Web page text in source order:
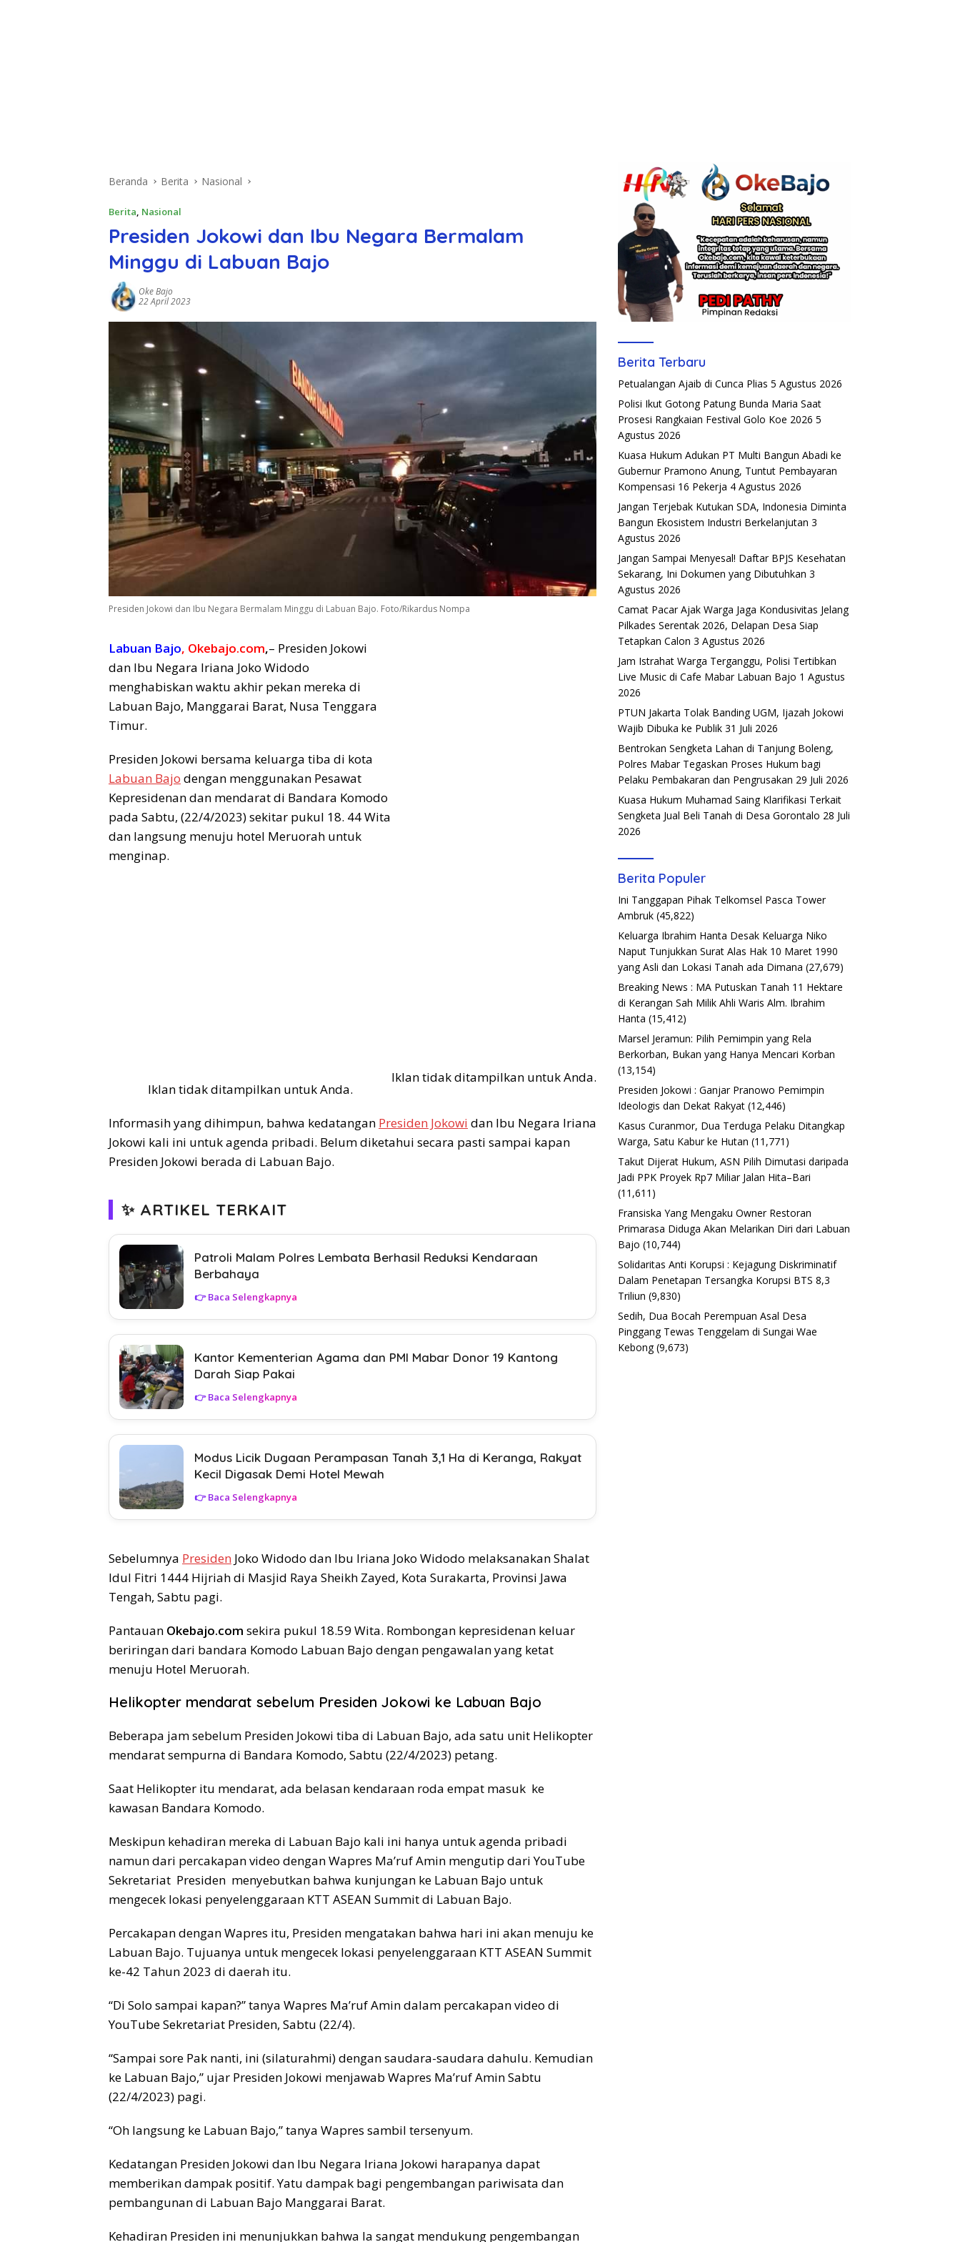
Beranda Berita Nasional
Berita, Nasional
Presiden Jokowi dan Ibu Negara Bermalam
Minggu di Labuan Bajo
Oke Bajo
22 April 2023
Presiden Jokowi dan Ibu Negara Bermalam Minggu di Labuan Bajo. Foto/Rikardus Nompa
Iklan tidak ditampilkan untuk Anda.
Labuan Bajo, Okebajo.com,– Presiden Jokowi
dan Ibu Negara Iriana Joko Widodo
menghabiskan waktu akhir pekan mereka di
Labuan Bajo, Manggarai Barat, Nusa Tenggara
Timur.
Presiden Jokowi bersama keluarga tiba di kota
Labuan Bajo dengan menggunakan Pesawat
Kepresidenan dan mendarat di Bandara Komodo
pada Sabtu, (22/4/2023) sekitar pukul 18. 44 Wita
dan langsung menuju hotel Meruorah untuk
menginap.
Iklan tidak ditampilkan untuk Anda.
Informasih yang dihimpun, bahwa kedatangan Presiden Jokowi dan Ibu Negara Iriana
Jokowi kali ini untuk agenda pribadi. Belum diketahui secara pasti sampai kapan
Presiden Jokowi berada di Labuan Bajo.
✨ ARTIKEL TERKAIT
Patroli Malam Polres Lembata Berhasil Reduksi Kendaraan
Berbahaya
👉 Baca Selengkapnya
Kantor Kementerian Agama dan PMI Mabar Donor 19 Kantong
Darah Siap Pakai
👉 Baca Selengkapnya
Modus Licik Dugaan Perampasan Tanah 3,1 Ha di Keranga, Rakyat
Kecil Digasak Demi Hotel Mewah
👉 Baca Selengkapnya
Sebelumnya Presiden Joko Widodo dan Ibu Iriana Joko Widodo melaksanakan Shalat
Idul Fitri 1444 Hijriah di Masjid Raya Sheikh Zayed, Kota Surakarta, Provinsi Jawa
Tengah, Sabtu pagi.
Pantauan Okebajo.com sekira pukul 18.59 Wita. Rombongan kepresidenan keluar
beriringan dari bandara Komodo Labuan Bajo dengan pengawalan yang ketat
menuju Hotel Meruorah.
Helikopter mendarat sebelum Presiden Jokowi ke Labuan Bajo
Beberapa jam sebelum Presiden Jokowi tiba di Labuan Bajo, ada satu unit Helikopter
mendarat sempurna di Bandara Komodo, Sabtu (22/4/2023) petang.
Saat Helikopter itu mendarat, ada belasan kendaraan roda empat masuk ke
kawasan Bandara Komodo.
Meskipun kehadiran mereka di Labuan Bajo kali ini hanya untuk agenda pribadi
namun dari percakapan video dengan Wapres Ma’ruf Amin mengutip dari YouTube
Sekretariat Presiden menyebutkan bahwa kunjungan ke Labuan Bajo untuk
mengecek lokasi penyelenggaraan KTT ASEAN Summit di Labuan Bajo.
Percakapan dengan Wapres itu, Presiden mengatakan bahwa hari ini akan menuju ke
Labuan Bajo. Tujuanya untuk mengecek lokasi penyelenggaraan KTT ASEAN Summit
ke-42 Tahun 2023 di daerah itu.
“Di Solo sampai kapan?” tanya Wapres Ma’ruf Amin dalam percakapan video di
YouTube Sekretariat Presiden, Sabtu (22/4).
“Sampai sore Pak nanti, ini (silaturahmi) dengan saudara-saudara dahulu. Kemudian
ke Labuan Bajo,” ujar Presiden Jokowi menjawab Wapres Ma’ruf Amin Sabtu
(22/4/2023) pagi.
“Oh langsung ke Labuan Bajo,” tanya Wapres sambil tersenyum.
Kedatangan Presiden Jokowi dan Ibu Negara Iriana Jokowi harapanya dapat
memberikan dampak positif. Yatu dampak bagi pengembangan pariwisata dan
pembangunan di Labuan Bajo Manggarai Barat.
Kehadiran Presiden ini menunjukkan bahwa Ia sangat mendukung pengembangan
Berita Terbaru
Petualangan Ajaib di Cunca Plias 5 Agustus 2026
Polisi Ikut Gotong Patung Bunda Maria Saat
Prosesi Rangkaian Festival Golo Koe 2026 5
Agustus 2026
Kuasa Hukum Adukan PT Multi Bangun Abadi ke
Gubernur Pramono Anung, Tuntut Pembayaran
Kompensasi 16 Pekerja 4 Agustus 2026
Jangan Terjebak Kutukan SDA, Indonesia Diminta
Bangun Ekosistem Industri Berkelanjutan 3
Agustus 2026
Jangan Sampai Menyesal! Daftar BPJS Kesehatan
Sekarang, Ini Dokumen yang Dibutuhkan 3
Agustus 2026
Camat Pacar Ajak Warga Jaga Kondusivitas Jelang
Pilkades Serentak 2026, Delapan Desa Siap
Tetapkan Calon 3 Agustus 2026
Jam Istrahat Warga Terganggu, Polisi Tertibkan
Live Music di Cafe Mabar Labuan Bajo 1 Agustus
2026
PTUN Jakarta Tolak Banding UGM, Ijazah Jokowi
Wajib Dibuka ke Publik 31 Juli 2026
Bentrokan Sengketa Lahan di Tanjung Boleng,
Polres Mabar Tegaskan Proses Hukum bagi
Pelaku Pembakaran dan Pengrusakan 29 Juli 2026
Kuasa Hukum Muhamad Saing Klarifikasi Terkait
Sengketa Jual Beli Tanah di Desa Gorontalo 28 Juli
2026
Berita Populer
Ini Tanggapan Pihak Telkomsel Pasca Tower
Ambruk (45,822)
Keluarga Ibrahim Hanta Desak Keluarga Niko
Naput Tunjukkan Surat Alas Hak 10 Maret 1990
yang Asli dan Lokasi Tanah ada Dimana (27,679)
Breaking News : MA Putuskan Tanah 11 Hektare
di Kerangan Sah Milik Ahli Waris Alm. Ibrahim
Hanta (15,412)
Marsel Jeramun: Pilih Pemimpin yang Rela
Berkorban, Bukan yang Hanya Mencari Korban
(13,154)
Presiden Jokowi : Ganjar Pranowo Pemimpin
Ideologis dan Dekat Rakyat (12,446)
Kasus Curanmor, Dua Terduga Pelaku Ditangkap
Warga, Satu Kabur ke Hutan (11,771)
Takut Dijerat Hukum, ASN Pilih Dimutasi daripada
Jadi PPK Proyek Rp7 Miliar Jalan Hita–Bari
(11,611)
Fransiska Yang Mengaku Owner Restoran
Primarasa Diduga Akan Melarikan Diri dari Labuan
Bajo (10,744)
Solidaritas Anti Korupsi : Kejagung Diskriminatif
Dalam Penetapan Tersangka Korupsi BTS 8,3
Triliun (9,830)
Sedih, Dua Bocah Perempuan Asal Desa
Pinggang Tewas Tenggelam di Sungai Wae
Kebong (9,673)